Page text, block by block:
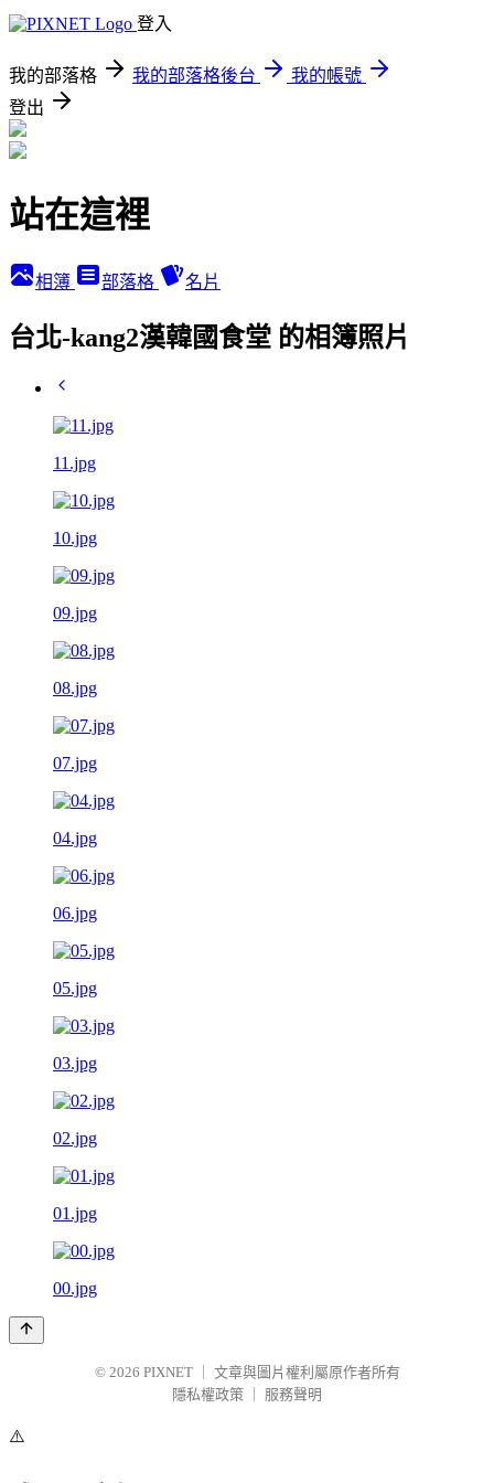
登入
我的部落格 我的部落格後台
我的帳號
登出
站在這裡
相簿 部落格 名片
台北-kang2漢韓國食堂 的相簿照片
11.jpg
10.jpg
09.jpg
08.jpg
07.jpg
04.jpg
06.jpg
05.jpg
03.jpg
02.jpg
01.jpg
00.jpg
© 2026 PIXNET
文章與圖片權利屬原作者所有
隱私權政策
服務聲明
⚠️